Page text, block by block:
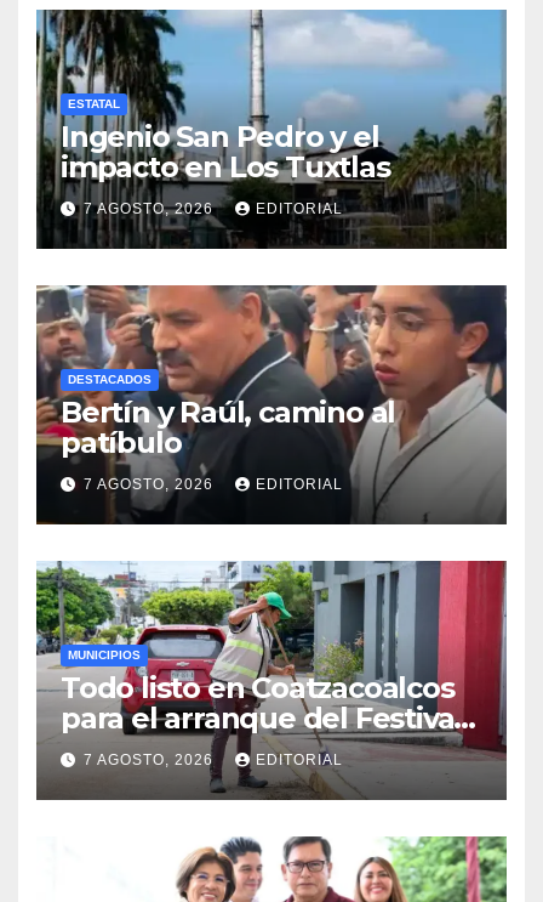
ESTATAL
Ingenio San Pedro y el
impacto en Los Tuxtlas
7 AGOSTO, 2026 EDITORIAL
DESTACADOS
Bertín y Raúl, camino al
patíbulo
7 AGOSTO, 2026 EDITORIAL
MUNICIPIOS
Todo listo en Coatzacoalcos
para el arranque del Festival
del Mar 2026
7 AGOSTO, 2026 EDITORIAL